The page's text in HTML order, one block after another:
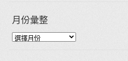
月份彙整